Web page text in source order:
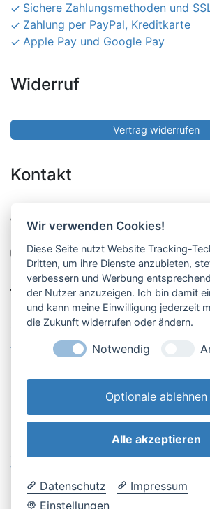
Sichere Zahlungsmethoden und
Zahlung per PayPal, Kreditkarte
Apple Pay und Google Pay
Widerruf
Vertrag widerrufen
Kontakt
Pucher Straße 10, Fürstenfeldbruck
08141-12269
shop@englschalk.de
Öffnungszeiten
Anfahrt & Kontakt
Retouren-Portal
AGB & Kundeninfo
Widerrufsbelehrung
Datenschutzerklärung
Wir verwenden Cookies!
Diese Seite nutzt Website Tracking-
Dritten, um ihre Dienste anzubieten,
verbessern und Werbung
der Nutzer anzuzeigen. Ich bin damit
und kann meine Einwilligung jederzeit
die Zukunft widerrufen oder ändern.
Notwendig
Optionale ablehnen
Alle akzeptieren
Datenschutz
Impressum
Einstellungen